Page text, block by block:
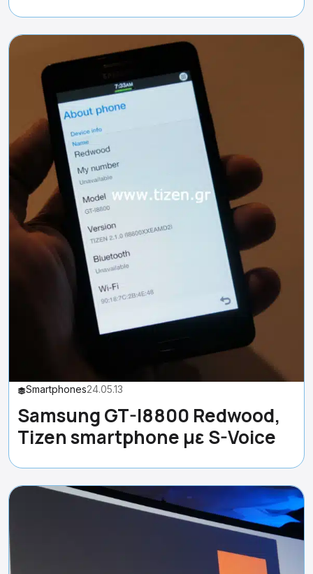
Smartphones24.05.13
Samsung GT-I8800 Redwood,
Tizen smartphone με S-Voice